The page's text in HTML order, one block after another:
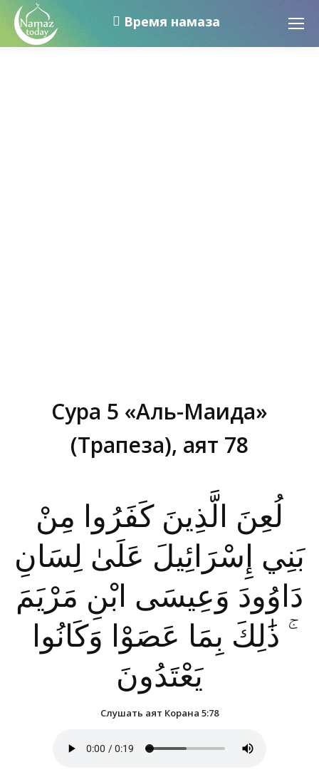
Время намаза
Сура 5 «Аль-Маида»
(Трапеза), аят 78
لُعِنَ الَّذِينَ كَفَرُوا مِنْ
بَنِي إِسْرَائِيلَ عَلَىٰ لِسَانِ
دَاوُودَ وَعِيسَى ابْنِ مَرْيَمَ
ۚ ذَٰلِكَ بِمَا عَصَوْا وَكَانُوا
يَعْتَدُونَ
Слушать аят Корана 5:78